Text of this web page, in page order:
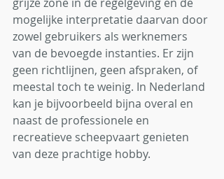
mogelijke interpretatie daarvan door
zowel gebruikers als werknemers
van de bevoegde instanties. Er zijn
geen richtlijnen, geen afspraken, of
meestal toch te weinig. In Nederland
kan je bijvoorbeeld bijna overal en
naast de professionele en
recreatieve scheepvaart genieten
van deze prachtige hobby.